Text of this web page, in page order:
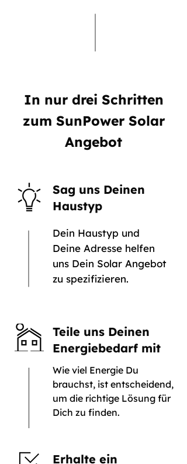
In nur drei Schritten
zum SunPower Solar
Angebot
Sag uns Deinen
Haustyp
Dein Haustyp und
Deine Adresse helfen
uns Dein Solar Angebot
zu spezifizieren.
Teile uns Deinen
Energiebedarf mit
Wie viel Energie Du
brauchst, ist entscheidend,
um die richtige Lösung für
Dich zu finden.
Erhalte ein